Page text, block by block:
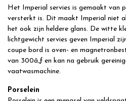
Het Imperial servies is gemaakt van
versterkt is. Dit maakt Imperial niet
het ook zijn heldere glans. De witte
lichtgewicht servies geven Imperial
coupe bord is oven- en
van 300â„ƒ en kan na gebruik
vaatwasmachine.
Porselein